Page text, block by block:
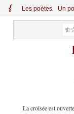
{ Les poètes Un
La croisée est